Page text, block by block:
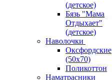
(детское)
Бязь "Мама
Отдыхает"
(детское)
Наволочки
Оксфордские
(50х70)
Поликоттон
Наматрасники